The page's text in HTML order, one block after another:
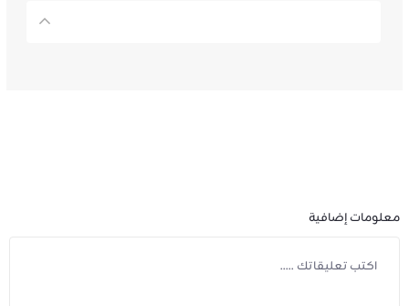
معلومات إضافية